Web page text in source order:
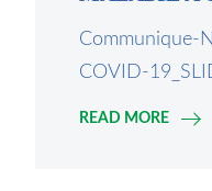
Communique-
COVID-
READ MORE